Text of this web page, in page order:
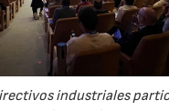
industriales